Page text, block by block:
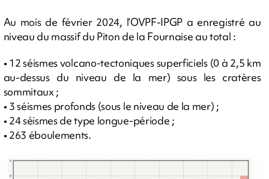
Au mois de février 2024, l’OVPF-IPGP a enregistré au
niveau du massif du Piton de la Fournaise au total :
• 12 séismes volcano-tectoniques superficiels (0 à 2,5 km
au-dessus du niveau de la mer) sous les cratères
sommitaux ;
• 3 séismes profonds (sous le niveau de la mer) ;
• 24 séismes de type longue-période ;
• 263 éboulements.